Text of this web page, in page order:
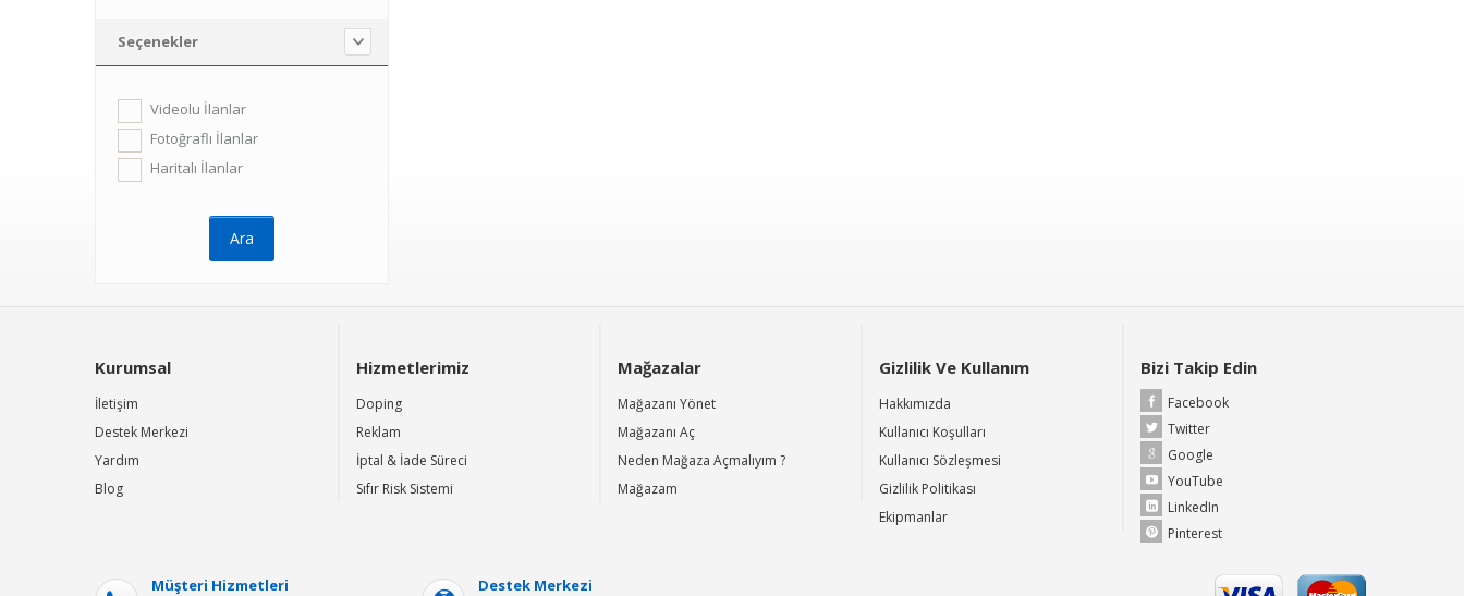
Seçenekler
Videolu İlanlar
Fotoğraflı İlanlar
Haritalı İlanlar
Kurumsal
İletişim
Destek Merkezi
Yardım
Blog
Hizmetlerimiz
Doping
Reklam
İptal & İade Süreci
Sıfır Risk Sistemi
Mağazalar
Mağazanı Yönet
Mağazanı Aç
Neden Mağaza Açmalıyım ?
Mağazam
Gizlilik Ve Kullanım
Hakkımızda
Kullanıcı Koşulları
Kullanıcı Sözleşmesi
Gizlilik Politikası
Ekipmanlar
Bizi Takip Edin
Facebook
Twitter
Google
YouTube
LinkedIn
Pinterest
Müşteri Hizmetleri Destek Merkezi